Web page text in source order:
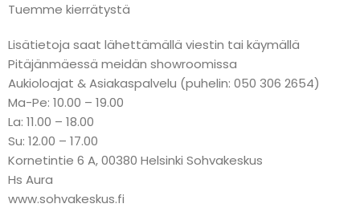
Tuemme kierrätystä
Lisätietoja saat lähettämällä viestin tai käymällä
Pitäjänmäessä meidän showroomissa
Aukioloajat & Asiakaspalvelu (puhelin: 050 306 2654)
Ma-Pe: 10.00 – 19.00
La: 11.00 – 18.00
Su: 12.00 – 17.00
Kornetintie 6 A, 00380 Helsinki Sohvakeskus
Hs Aura
www.sohvakeskus.fi